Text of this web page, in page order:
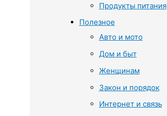
Продукты питания
Полезное
Авто и мото
Дом и быт
Женщинам
Закон и порядок
Интернет и связь